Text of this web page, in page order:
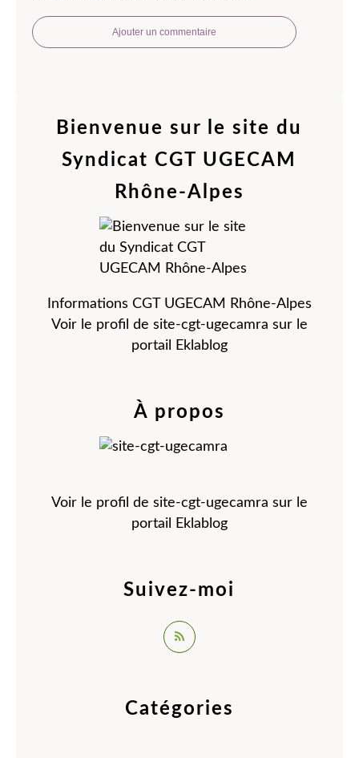
Ajouter un commentaire
Catégories
Bienvenue sur le site du
Syndicat CGT UGECAM
Rhône-Alpes
Informations CGT UGECAM Rhône-Alpes
Voir le profil de site-cgt-ugecamra sur le
portail Eklablog
Suivez-moi
À propos
Voir le profil de site-cgt-ugecamra sur le
portail Eklablog